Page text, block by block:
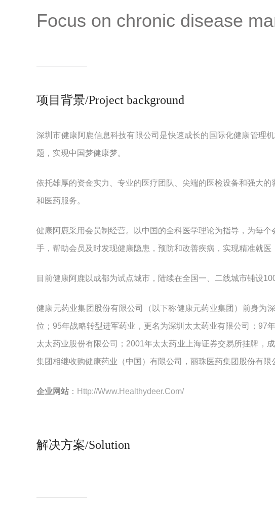
Focus on chronic disease
项目背景/Project background
深圳市健康阿鹿信息科技有限公司是快速成长的国际化健康管理
题，实现中国梦健康梦。
依托雄厚的资金实力、专业的医疗团队、尖端的医检设备和强大
和医药服务。
健康阿鹿采用会员制经营。以中国的全科医学理论为指导，为每
手，帮助会员及时发现健康隐患，预防和改善疾病，实现精准就医
目前健康阿鹿以成都为试点城市，陆续在全国一、二线城市铺设
健康元药业集团股份有限公司（以下称健康元药业集团）前身为
位；95年战略转型进军药业，更名为深圳太太药业有限公司；97
太太药业股份有限公司；2001年太太药业上海证券交易所挂牌，
集团相继收购健康药业（中国）有限公司，丽珠医药集团股份有
企业网站 ： Http://www.healthydeer.com/
解决方案/Solution